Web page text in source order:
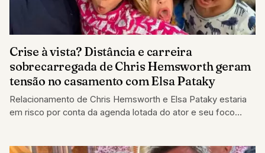
Crise à vista? Distância e carreira
sobrecarregada de Chris Hemsworth geram
tensão no casamento com Elsa Pataky
Relacionamento de Chris Hemsworth e Elsa Pataky estaria
em risco por conta da agenda lotada do ator e seu foco